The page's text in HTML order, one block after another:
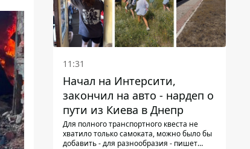
11:31
Начал на Интерсити,
закончил на авто - нардеп о
пути из Киева в Днепр
Для полного транспортного квеста не
хватило только самоката, можно было бы
добавить - для разнообразия - пишет